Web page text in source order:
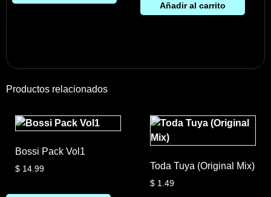
Añadir al carrito
Productos relacionados
Bossi Pack Vol1
$ 14.99 Toda Tuya (Original Mix)
$1.49